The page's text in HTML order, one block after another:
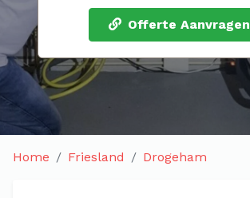
Offerte Aanvragen
Home Friesland Drogeham